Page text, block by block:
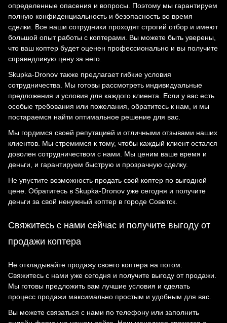
определенные опасения и вопросы. Поэтому мы гарантируем
полную конфиденциальность и безопасность во время
сделки. Все наши сотрудники проходят строгий отбор и имеют
большой опыт работы с коптерами. Вы можете быть уверены,
что ваш коптер будет оценен профессионально и вы получите
справедливую цену за него.
Skupka-Dronov также предлагает гибкие условия
сотрудничества. Мы готовы рассмотреть индивидуальные
предложения и условия для каждого клиента. Если у вас есть
особые требования или пожелания, обратитесь к нам, и мы
постараемся найти оптимальное решение для вас.
Мы гордимся своей репутацией и отличными отзывами наших
клиентов. Мы стремимся к тому, чтобы каждый клиент остался
доволен сотрудничеством с нами. Мы ценим ваше время и
деньги, и гарантируем быструю и прозрачную сделку.
Не упустите возможность продать свой коптер по выгодной
цене. Обратитесь в Skupka-Dronov уже сегодня и получите
деньги за свой ненужный коптер в городе Советск.
Свяжитесь с нами сейчас и получите выгоду от
продажи коптера
Не откладывайте продажу своего коптера на потом.
Свяжитесь с нами уже сегодня и получите выгоду от продажи.
Мы готовы предложить вам лучшие условия и сделать
процесс продажи максимально простым и удобным для вас.
Вы можете связаться с нами по телефону или заполнить